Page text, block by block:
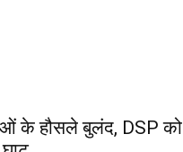
के हौसले बुलंद, DSP को